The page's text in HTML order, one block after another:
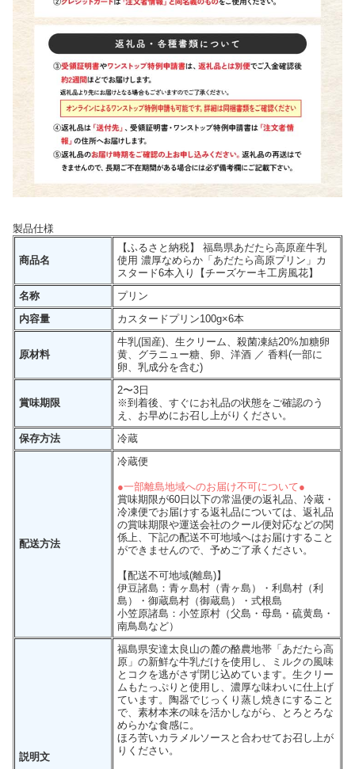
製品仕様
商品名
【ふるさと納税】 福島県あだたら高原産牛乳
使用 濃厚なめらか「あだたら高原プリン」カ
スタード6本入り【チーズケーキ工房風花】
名称
プリン
内容量
カスタードプリン100g×6本
原材料
牛乳(国産)、生クリーム、殺菌凍結20%加糖卵
黄、グラニュー糖、卵、洋酒 ／ 香料(一部に
卵、乳成分を含む)
賞味期限
2〜3日
※到着後、すぐにお礼品の状態をご確認のう
え、お早めにお召し上がりください。
保存方法
冷蔵
配送方法
冷蔵便
●一部離島地域へのお届け不可について●
賞味期限が60日以下の常温便の返礼品、冷蔵・
冷凍便でお届けする返礼品については、返礼品
の賞味期限や運送会社のクール便対応などの関
係上、下記の配送不可地域へはお届けすること
ができませんので、予めご了承ください。
【配送不可地域(離島)】
伊豆諸島：青ヶ島村（青ヶ島）・利島村（利
島）・御蔵島村（御蔵島）・式根島
小笠原諸島：小笠原村（父島・母島・硫黄島・
南鳥島など）
説明文
福島県安達太良山の麓の酪農地帯「あだたら高
原」の新鮮な牛乳だけを使用し、ミルクの風味
とコクを逃がさず閉じ込めています。生クリー
ムもたっぷりと使用し、濃厚な味わいに仕上げ
ています。陶器でじっくり蒸し焼きにすること
で、素材本来の味を活かしながら、とろとろな
めらかな食感に。
ほろ苦いカラメルソースと合わせてお召し上が
りください。